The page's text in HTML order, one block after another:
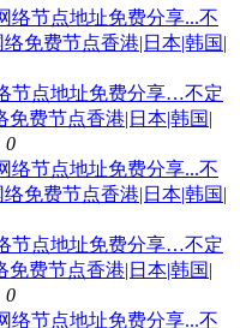
节点地址免费分享…不定
费节点香港|日本|韩国|
0
节点地址免费分享…不定
费节点香港|日本|韩国|
0